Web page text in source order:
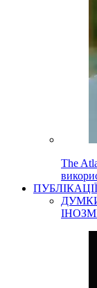
The
ПУБЛІКАЦІЇ